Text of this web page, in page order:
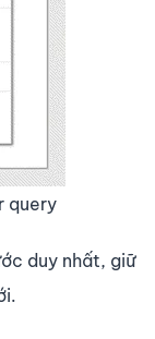
query
duy nhất, giữ